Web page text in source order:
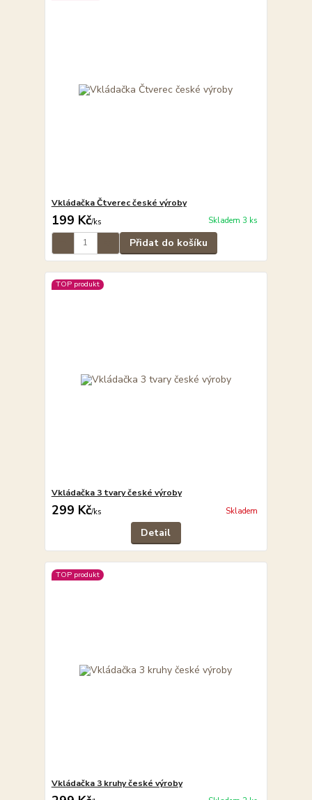
Vkládačka Čtverec české výroby
199 Kč/ks Skladem 3 ks
Přidat do košíku
TOP produkt
Vkládačka 3 tvary české výroby
299 Kč/ks Skladem
Detail
TOP produkt
Vkládačka 3 kruhy české výroby